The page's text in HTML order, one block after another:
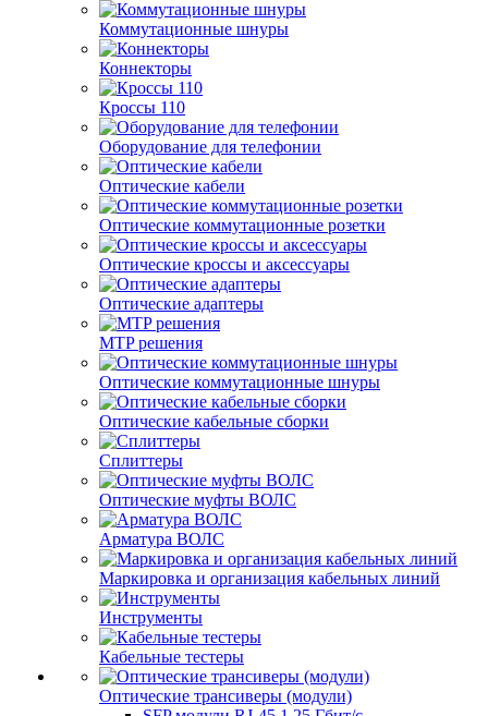
Коммутационные шнуры
Коннекторы
Кроссы 110
Оборудование для телефонии
Оптические кабели
Оптические коммутационные розетки
Оптические кроссы и аксессуары
Оптические адаптеры
MTP решения
Оптические коммутационные шнуры
Оптические кабельные сборки
Сплиттеры
Оптические муфты ВОЛС
Арматура ВОЛС
Маркировка и организация кабельных линий
Инструменты
Кабельные тестеры
Оптические трансиверы (модули)